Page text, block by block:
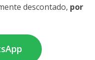
descontado, por